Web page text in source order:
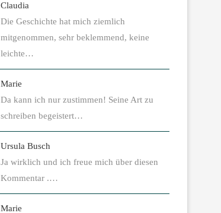
Claudia
Die Geschichte hat mich ziemlich
mitgenommen, sehr beklemmend, keine
leichte…
Marie
Da kann ich nur zustimmen! Seine Art zu
schreiben begeistert…
Ursula Busch
Ja wirklich und ich freue mich über diesen
Kommentar .…
Marie